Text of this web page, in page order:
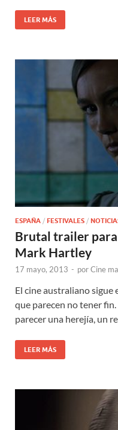
LEER MÁS
ESPAÑA / FESTIVALES /
Brutal trailer
Mark Hartley
17 mayo, 2013 - porCine
El cine australiano sigue
que parecen no tener
parecer una herejía, un
LEER MÁS